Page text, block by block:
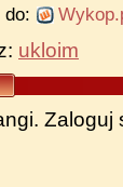
do:
ukloim